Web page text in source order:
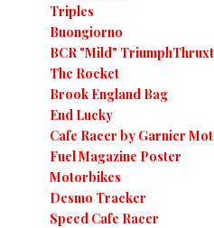
Triples
Buongiorno
BCR "Mild"
The Rocket
Brook England Bag
End Lucky
Cafe Racer by Garnier
Fuel Magazine Poster
Motorbikes
Desmo Tracker
Speed Cafe Racer